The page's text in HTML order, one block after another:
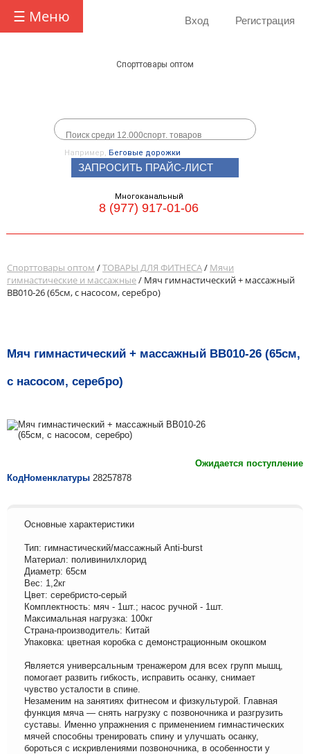
☰ Меню Вход Регистрация
Спорттовары оптом
Например, Беговые дорожки
ЗАПРОСИТЬ ПРАЙС-ЛИСТ
Многоканальный
8 (977) 917-01-06
Спорттовары оптом /ТОВАРЫ ДЛЯ ФИТНЕСА/ Мячи
гимнастические и массажные/ Мяч гимнастический + массажный
BB010-26 (65см, с насосом, серебро)
Мяч гимнастический + массажный BB010-26 (65см,
с насосом, серебро)
Ожидается поступление
КодНоменклатуры 28257878
Основные характеристики
Тип: гимнастический/массажный Anti-burst
Материал: поливинилхлорид
Диаметр: 65см
Вес: 1,2кг
Цвет: серебристо-серый
Комплектность: мяч - 1шт.; насос ручной - 1шт.
Максимальная нагрузка: 100кг
Страна-производитель: Китай
Упаковка: цветная коробка с демонстрационным окошком
Является универсальным тренажером для всех групп мышц,
помогает развить гибкость, исправить осанку, снимает
чувство усталости в спине.
Незаменим на занятиях фитнесом и физкультурой. Главная
функция мяча — снять нагрузку с позвоночника и разгрузить
суставы. Именно упражнения с применением гимнастических
мячей способны тренировать спину и улучшать осанку,
бороться с искривлениями позвоночника, в особенности у